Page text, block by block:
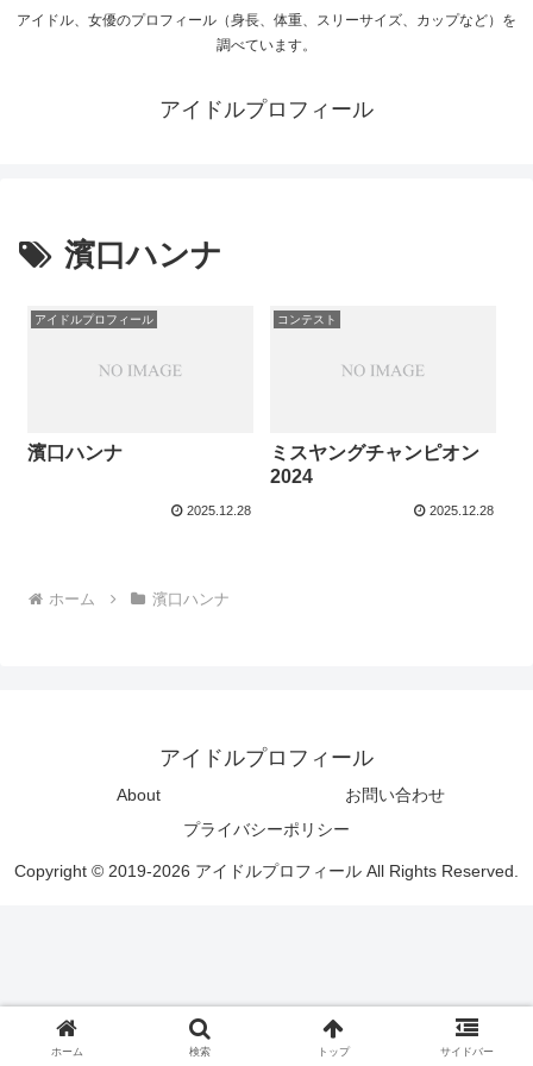
アイドル、女優のプロフィール（身長、体重、スリーサイズ、カップなど）を
調べています。
アイドルプロフィール
濱口ハンナ
アイドルプロフィール
濱口ハンナ
2025.12.28
コンテスト
ミスヤングチャンピオン
2024
2025.12.28
ホーム 濱口ハンナ
アイドルプロフィール
About
お問い合わせ
プライバシーポリシー
Copyright © 2019-2026 アイドルプロフィール All Rights Reserved.
ホーム 検索 トップ サイドバー